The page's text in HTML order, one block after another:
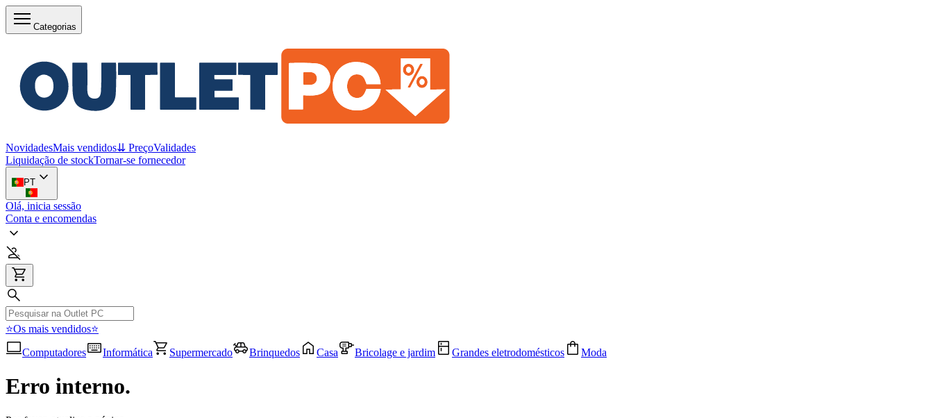
Categorias
NovidadesMais vendidos⇊ PreçoValidades
Liquidação de stockTornar-se fornecedor
PT
Olá, inicia sessão
Conta e encomendas
⭐Os mais vendidos⭐
Computadores
Informática Supermercado Brinquedos Casa Bricolage e jardim Grandes eletrodomésticos Moda
Erro interno.